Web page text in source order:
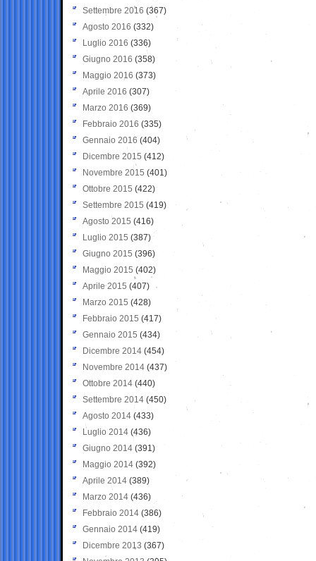
Settembre 2016 (367)
Agosto 2016 (332)
Luglio 2016 (336)
Giugno 2016 (358)
Maggio 2016 (373)
Aprile 2016 (307)
Marzo 2016 (369)
Febbraio 2016 (335)
Gennaio 2016 (404)
Dicembre 2015 (412)
Novembre 2015 (401)
Ottobre 2015 (422)
Settembre 2015 (419)
Agosto 2015 (416)
Luglio 2015 (387)
Giugno 2015 (396)
Maggio 2015 (402)
Aprile 2015 (407)
Marzo 2015 (428)
Febbraio 2015 (417)
Gennaio 2015 (434)
Dicembre 2014 (454)
Novembre 2014 (437)
Ottobre 2014 (440)
Settembre 2014 (450)
Agosto 2014 (433)
Luglio 2014 (436)
Giugno 2014 (391)
Maggio 2014 (392)
Aprile 2014 (389)
Marzo 2014 (436)
Febbraio 2014 (386)
Gennaio 2014 (419)
Dicembre 2013 (367)